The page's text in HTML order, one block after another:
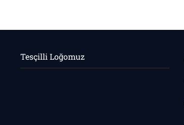
Tesçilli Loğomuz